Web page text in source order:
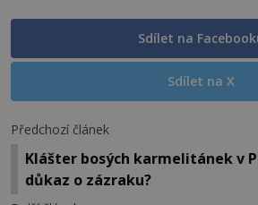
Sdílet na
Sdílet na X
Předchozí článek
Klášter bosých karmelitánek v
důkaz o zázraku?